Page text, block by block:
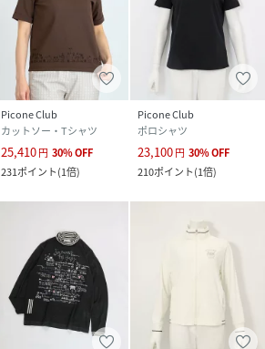
Picone Club
カットソー・Tシャツ
25,410円 30%OFF
231ポイント(1倍)
Picone Club
ポロシャツ
23,100円 30%OFF
210ポイント(1倍)